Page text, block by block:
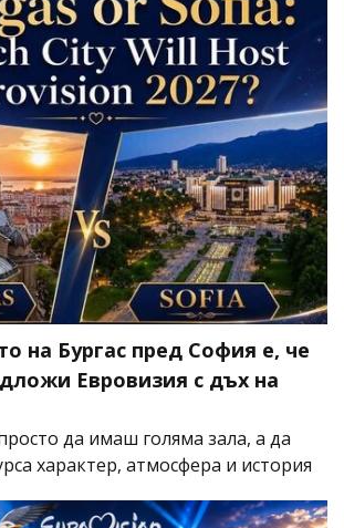
на Бургас пред София е, че
Евровизия с дъх на
да имаш голяма зала, а да
характер, атмосфера и история